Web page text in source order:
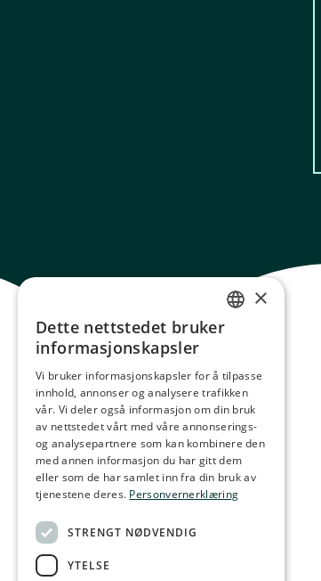
Ocean Stories
NORWEGIAN
GERMAN
FRENCH
SPANISH
FINNISH
×
Dette nettstedet bruker
informasjonskapsler
Vi bruker informasjonskapsler for å tilpasse
innhold, annonser og analysere trafikken
vår. Vi deler også informasjon om din bruk
av nettstedet vårt med våre annonserings-
og analysepartnere som kan kombinere den
med annen informasjon du har gitt dem
eller som de har samlet inn fra din bruk av
tjenestene deres. Personvernerklæring
STRENGT NØDVENDIG
YTELSE